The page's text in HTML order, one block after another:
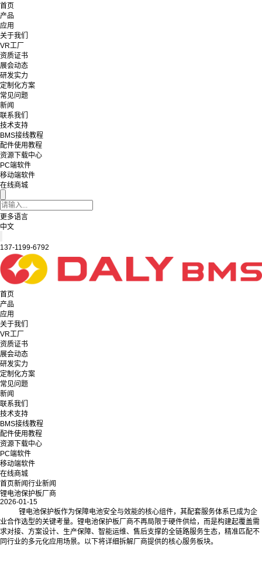
首页
产品
应用
关于我们
VR工厂
资质证书
展会动态
研发实力
定制化方案
常见问题
新闻
联系我们
技术支持
BMS接线教程
配件使用教程
资源下载中心
PC端软件
移动端软件
在线商城
更多语言
中文
137-1199-6792
首页
产品
应用
关于我们
VR工厂
资质证书
展会动态
研发实力
定制化方案
常见问题
新闻
联系我们
技术支持
BMS接线教程
配件使用教程
资源下载中心
PC端软件
移动端软件
在线商城
首页新闻行业新闻
锂电池保护板厂商
2026-01-15
锂电池保护板作为保障电池安全与效能的核心组件，其配套服务体系已成为企
业合作选型的关键考量。锂电池保护板厂商不再局限于硬件供给，而是构建起覆盖需
求对接、方案设计、生产保障、智能运维、售后支撑的全链路服务生态，精准匹配不
同行业的多元化应用场景。以下将详细拆解厂商提供的核心服务板块。